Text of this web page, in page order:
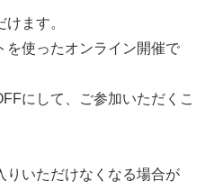
ます。
使ったオンライン開催で
にして、ご参加いただくこ
いただけなくなる場合が